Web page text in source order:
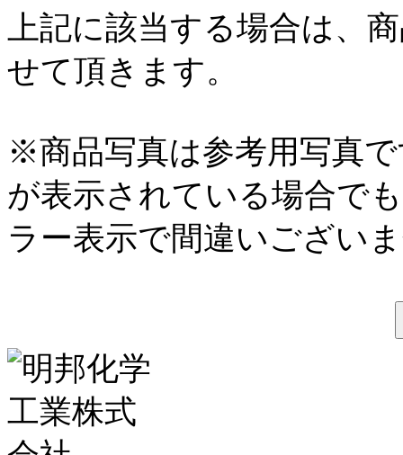
上記に該当する場合は、
せて頂きます。
※商品写真は参考用写真
が表示されている場合で
ラー表示で間違いござい